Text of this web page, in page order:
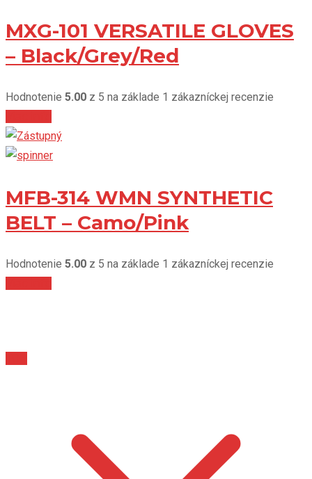
MXG-101 VERSATILE GLOVES
– Black/Grey/Red
Hodnotenie 5.00 z 5 na základe 1 zákazníckej recenzie
MFB-314 WMN SYNTHETIC
BELT – Camo/Pink
Hodnotenie 5.00 z 5 na základe 1 zákazníckej recenzie